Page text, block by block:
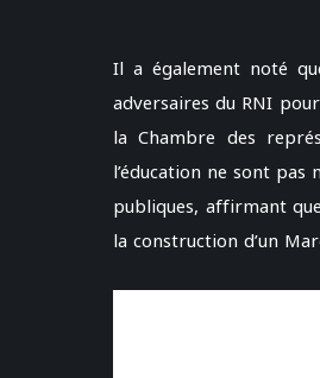
Il a également noté
adversaires du RNI
la Chambre des
l’éducation ne sont
publiques, affirmant
la construction d’un